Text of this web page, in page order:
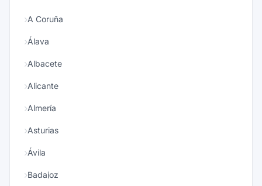
A Coruña
Álava
Albacete
Alicante
Almería
Asturias
Ávila
Badajoz